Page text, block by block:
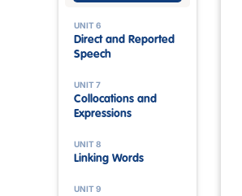
UNIT 6
Direct and Reported
Speech
UNIT 7
Collocations and
Expressions
UNIT 8
Linking Words
UNIT 9